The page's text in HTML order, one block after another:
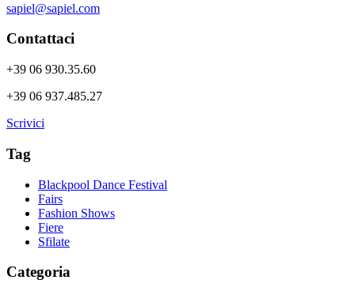
sapiel@sapiel.com
Contattaci
+39 06 930.35.60
+39 06 937.485.27
Scrivici
Tag
Blackpool Dance Festival
Fairs
Fashion Shows
Fiere
Sfilate
Categoria